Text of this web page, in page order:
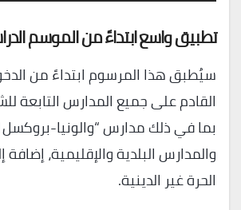
تطبيق واسع ابتداءً من الموسم
سيُطبق هذا المرسوم ابتداءً من
القادم على جميع المدارس التابعة
بما في ذلك مدارس “والونيا-بروكسل
والمدارس البلدية والإقليمية،
الحرة غير الدينية.